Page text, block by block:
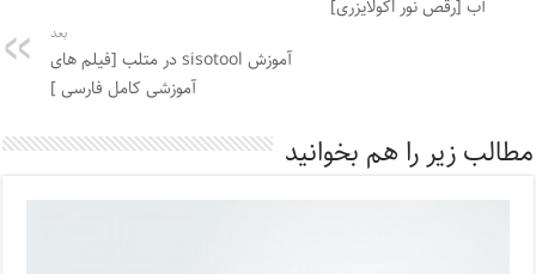
آب [رقص نور اکولایزری]
بعد
آموزش sisotool در متلب [فیلم های
آموزشی کامل فارسی ]
مطالب زیر را هم بخوانید